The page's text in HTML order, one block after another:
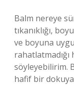
Balm nereye
tıkanıklığı,
ve boyuna
rahatlatmadığı
söyleyebilirim.
hafif bir